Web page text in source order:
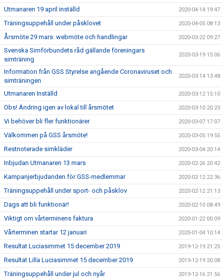
Utmanaren 19 april inställd 2020-04-14 19:47
Träningsuppehåll under påsklovet 2020-04-05 08:13
Årsmöte 29 mars: webmöte och handlingar 2020-03-22 09:27
Svenska Simförbundets råd gällande föreningars
simträning
2020-03-19 15:06
Information från GSS Styrelse angående Coronaviruset och
simträningen
2020-03-14 13:48
Utmanaren Inställd 2020-03-12 15:10
Obs! Ändring igen av lokal till årsmötet 2020-03-10 20:23
Vi behöver bli fler funktionärer 2020-03-07 17:07
Välkommen på GSS årsmöte! 2020-03-05 19:55
Restnoterade simkläder 2020-03-04 20:14
Inbjudan Utmanaren 13 mars 2020-02-26 20:42
Kampanjerbjudanden för GSS-medlemmar 2020-02-12 22:36
Träningsuppehåll under sport- och påsklov 2020-02-12 21:13
Dags att bli funktionär! 2020-02-10 08:49
Viktigt om vårterminens faktura 2020-01-22 00:09
Vårterminen startar 12 januari 2020-01-04 10:14
Resultat Luciasimmet 15 december 2019 2019-12-19 21:25
Resultat Lilla Luciasimmet 15 december 2019 2019-12-19 20:08
Träningsuppehåll under jul och nyår 2019-12-16 21:56